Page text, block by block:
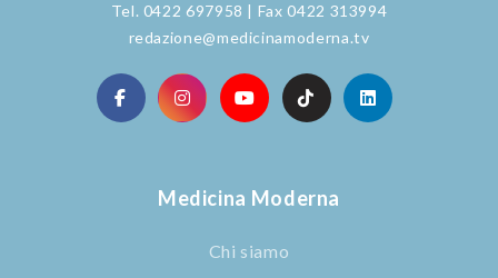
Tel. 0422 697958 | Fax 0422 313994
redazione@medicinamoderna.tv
Medicina Moderna
Chi siamo